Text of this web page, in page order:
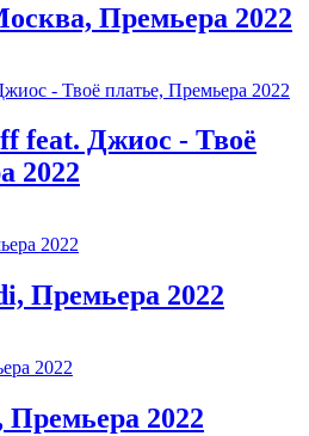
Премьера 2022
feat. Джиос - Твоё
2022
Премьера 2022
2022